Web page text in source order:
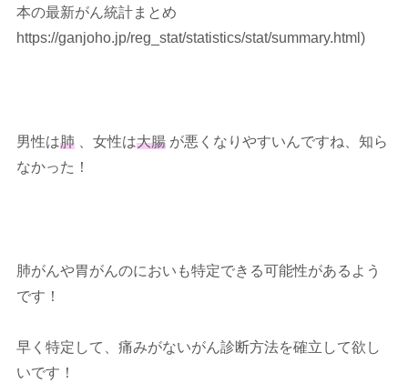
本の最新がん統計まとめ
https://ganjoho.jp/reg_stat/statistics/stat/summary.html)
男性は肺 、女性は大腸 が悪くなりやすいんですね、知ら
なかった！
肺がんや胃がんのにおいも特定できる可能性があるよう
です！
早く特定して、痛みがないがん診断方法を確立して欲し
いです！